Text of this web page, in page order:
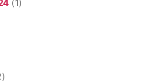
(1)